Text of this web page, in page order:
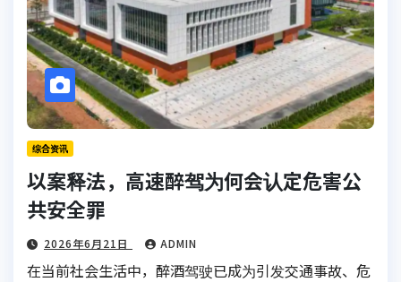
综合资讯
以案释法，高速醉驾为何会认定危害公
共安全罪
2026年6月21日 ADMIN
在当前社会生活中，醉酒驾驶已成为引发交通事故、危